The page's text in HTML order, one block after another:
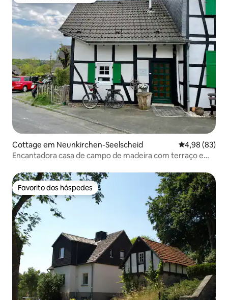
Cottage em Neunkirchen-Seelscheid Classificação
4,98 (83)
Encantadora casa de campo de madeira com terraço e
Favorito dos hóspedes
Favorito dos hóspedes